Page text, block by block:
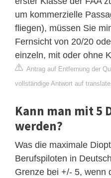
um kommerzielle
fliegen), müssen Sie
Fernsicht von 20/20
einzeln, mit oder ohne
Antrag auf Entfernung der
vollständige Antwort auf
Kann man mit 5
werden?
Was die maximale
Berufspiloten in
Grenze bei +/- 5, wenn